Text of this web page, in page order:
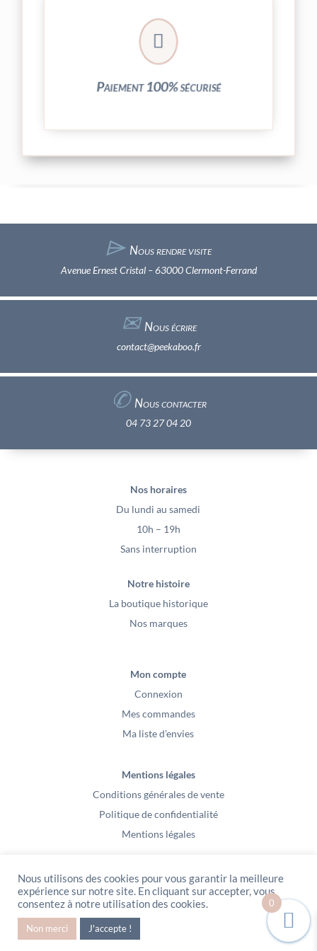

Paiement 100% sécurisé
Vos transactions par carte bancaire sont
entièrement sécurisées grâce au système
crypté de notre partenaire PayPlug.
⌲ Nous rendre visite
Avenue Ernest Cristal – 63000 Clermont-Ferrand
✉︎Nous écrire
contact@peekaboo.fr
✆ Nous contacter
04 73 27 04 20
Nos horaires
Du lundi au samedi
10h – 19h
Sans interruption
Notre histoire
La boutique historique
Nos marques
Mon compte
Connexion
Mes commandes
Ma liste d’envies
Mentions légales
Conditions générales de vente
Politique de confidentialité
Mentions légales
PeeKaBoo / Sarl Gablia au capital de 10 000 euros – Av Ernest Cristal 63
000 Clermont-Ferrand – Copyright2021 – Tous droits réservés – Vidéo
Media l’Abeille / Site Web : Pixel
Nous utilisons des cookies pour vous garantir la meilleure
expérience sur notre site. En cliquant sur accepter, vous
consentez à notre utilisation des cookies.
Non merci J'accepte !
0